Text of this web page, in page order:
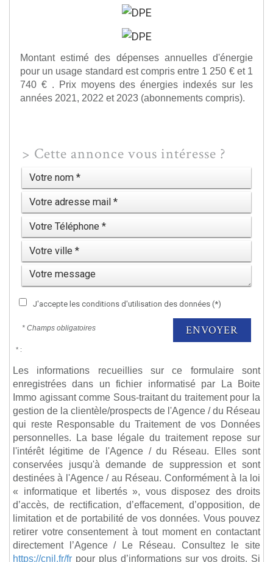
Montant estimé des dépenses annuelles d'énergie
pour un usage standard est compris entre 1 250 € et 1
740 € . Prix moyens des énergies indexés sur les
années 2021, 2022 et 2023 (abonnements compris).
> Cette annonce vous intéresse ?
J'accepte les conditions d'utilisation des données (*)
* Champs obligatoires ENVOYER
* :
Les informations recueillies sur ce formulaire sont
enregistrées dans un fichier informatisé par La Boite
Immo agissant comme Sous-traitant du traitement pour la
gestion de la clientèle/prospects de l'Agence / du Réseau
qui reste Responsable du Traitement de vos Données
personnelles. La base légale du traitement repose sur
l'intérêt légitime de l'Agence / du Réseau. Elles sont
conservées jusqu'à demande de suppression et sont
destinées à l'Agence / au Réseau. Conformément à la loi
« informatique et libertés », vous disposez des droits
d’accès, de rectification, d’effacement, d’opposition, de
limitation et de portabilité de vos données. Vous pouvez
retirer votre consentement à tout moment en contactant
directement l’Agence / Le Réseau. Consultez le site
https://cnil.fr/fr pour plus d’informations sur vos droits. Si